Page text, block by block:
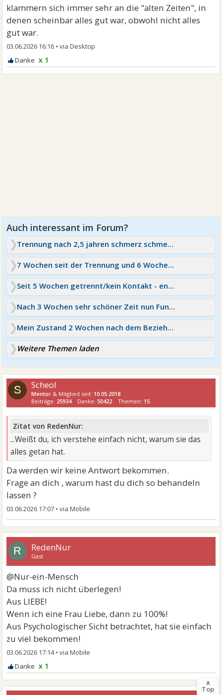
klammern sich immer sehr an die "alten Zeiten", in
denen scheinbar alles gut war, obwohl nicht alles
gut war.
03.06.2026 16:16 •
x 1
Trennung nach 2,5 jahren schmerz schmerz schmerz
7 Wochen seit der Trennung und 6 Wochen Kontaktsperre
Seit 5 Wochen getrennt/kein Kontakt - endloser Schmerz
Nach 3 Wochen sehr schöner Zeit nun Funkstille
Mein Zustand 2 Wochen nach dem Beziehungsende
Weitere Themen laden
S Scheol
Mentor & Mitglied seit: 10.05.2018
Beiträge: 25934 Danke:50422 Themen: 15
Zitat von RedenNur:
...Weißt du, ich verstehe einfach nicht, warum sie das
alles getan hat.
Da werden wir keine Antwort bekommen.
Frage an dich , warum hast du dich so behandeln
lassen ?
03.06.2026 17:07 •
R RedenNur
Gast
@Nur-ein-Mensch
Da muss ich nicht überlegen!
Aus LIEBE!
Wenn ich eine Frau Liebe, dann zu 100%!
Aus Psychologischer Sicht betrachtet, hat sie einfach
zu viel bekommen!
03.06.2026 17:14•
x 1
∧
Top